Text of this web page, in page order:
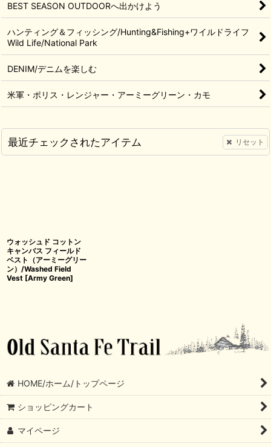
BEST SEASON OUTDOORへ出かけよう
ハンティング＆フィッシング/Hunting&Fishing+ワイルドライフ
Wild Life/National Park
DENIM/デニムを楽しむ
米軍・ポリス・レンジャー・アーミーグリーン・カモ
最近チェックされたアイテム リセット
ウォッシュド コットン
キャンバス フィールド
ベスト（アーミーグリー
ン）/Washed Field
Vest [Army Green]
HOME/ホーム/トップページ
ショッピングカート
マイページ